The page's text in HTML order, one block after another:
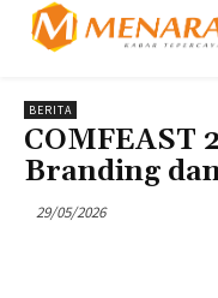
BERITA
COMFEAST
Branding
29/05/2026